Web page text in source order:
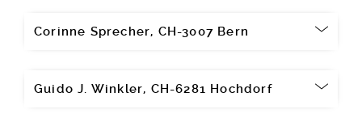
Corinne Sprecher, CH-3007 Bern
Guido J. Winkler, CH-6281 Hochdorf